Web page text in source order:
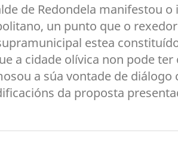
de Redondela manifestou o
un punto que o
estea
a cidade olívica non pode
a súa vontade de diálogo
da proposta